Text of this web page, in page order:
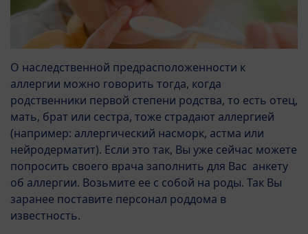
О наследственной предрасположенности к
аллергии можно говорить тогда, когда
родственники первой степени родства, то есть отец,
мать, брат или сестра, тоже страдают аллергией
(например: аллергический насморк, астма или
нейродерматит). Если это так, Вы уже сейчас можете
попросить своего врача заполнить для Вас анкету
об аллергии. Возьмите ее с собой на роды. Так Вы
заранее поставите персонал роддома в
известность.